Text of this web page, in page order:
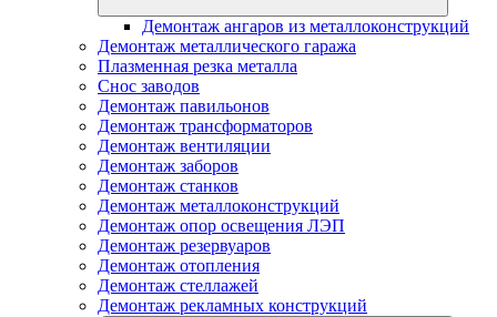
Демонтаж ангаров из металлоконструкций
Демонтаж металлического гаража
Плазменная резка металла
Снос заводов
Демонтаж павильонов
Демонтаж трансформаторов
Демонтаж вентиляции
Демонтаж заборов
Демонтаж станков
Демонтаж металлоконструкций
Демонтаж опор освещения ЛЭП
Демонтаж резервуаров
Демонтаж отопления
Демонтаж стеллажей
Демонтаж рекламных конструкций